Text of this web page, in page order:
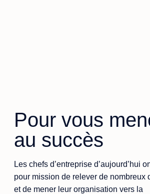
Pour vous
au succès
Les chefs d’entreprise d’aujourd’hui
pour mission de relever de nombreux
et de mener leur organisation vers la